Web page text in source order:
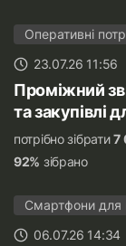
Оперативні
23.07.26 11:56
Проміжний
та закупівлі
потрібно зібрати7
92% зібрано
Смартфони для
06.07.26 14:34